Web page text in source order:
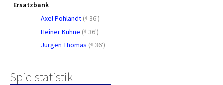
Ersatzbank
Axel Pöhlandt ( 36')
Heiner Kuhne ( 36')
Jürgen Thomas ( 36')
Spielstatistik